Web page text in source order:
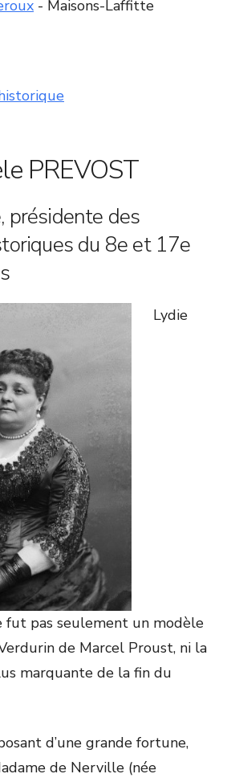
- Maisons-Laffitte
PREVOST
présidente des
du 8e et 17e
Lydie
fut pas seulement un modèle
de Marcel Proust, ni la
marquante de la fin du
d’une grande fortune,
de Nerville (née